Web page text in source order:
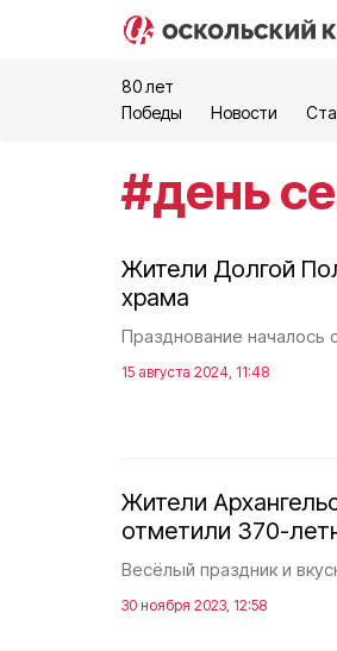
80 лет
Победы
Новости
#день
Жители Долгой
храма
Празднование началось
15 августа 2024, 11:48
Жители
отметили 370-
Весёлый праздник и
30 ноября 2023, 12:58